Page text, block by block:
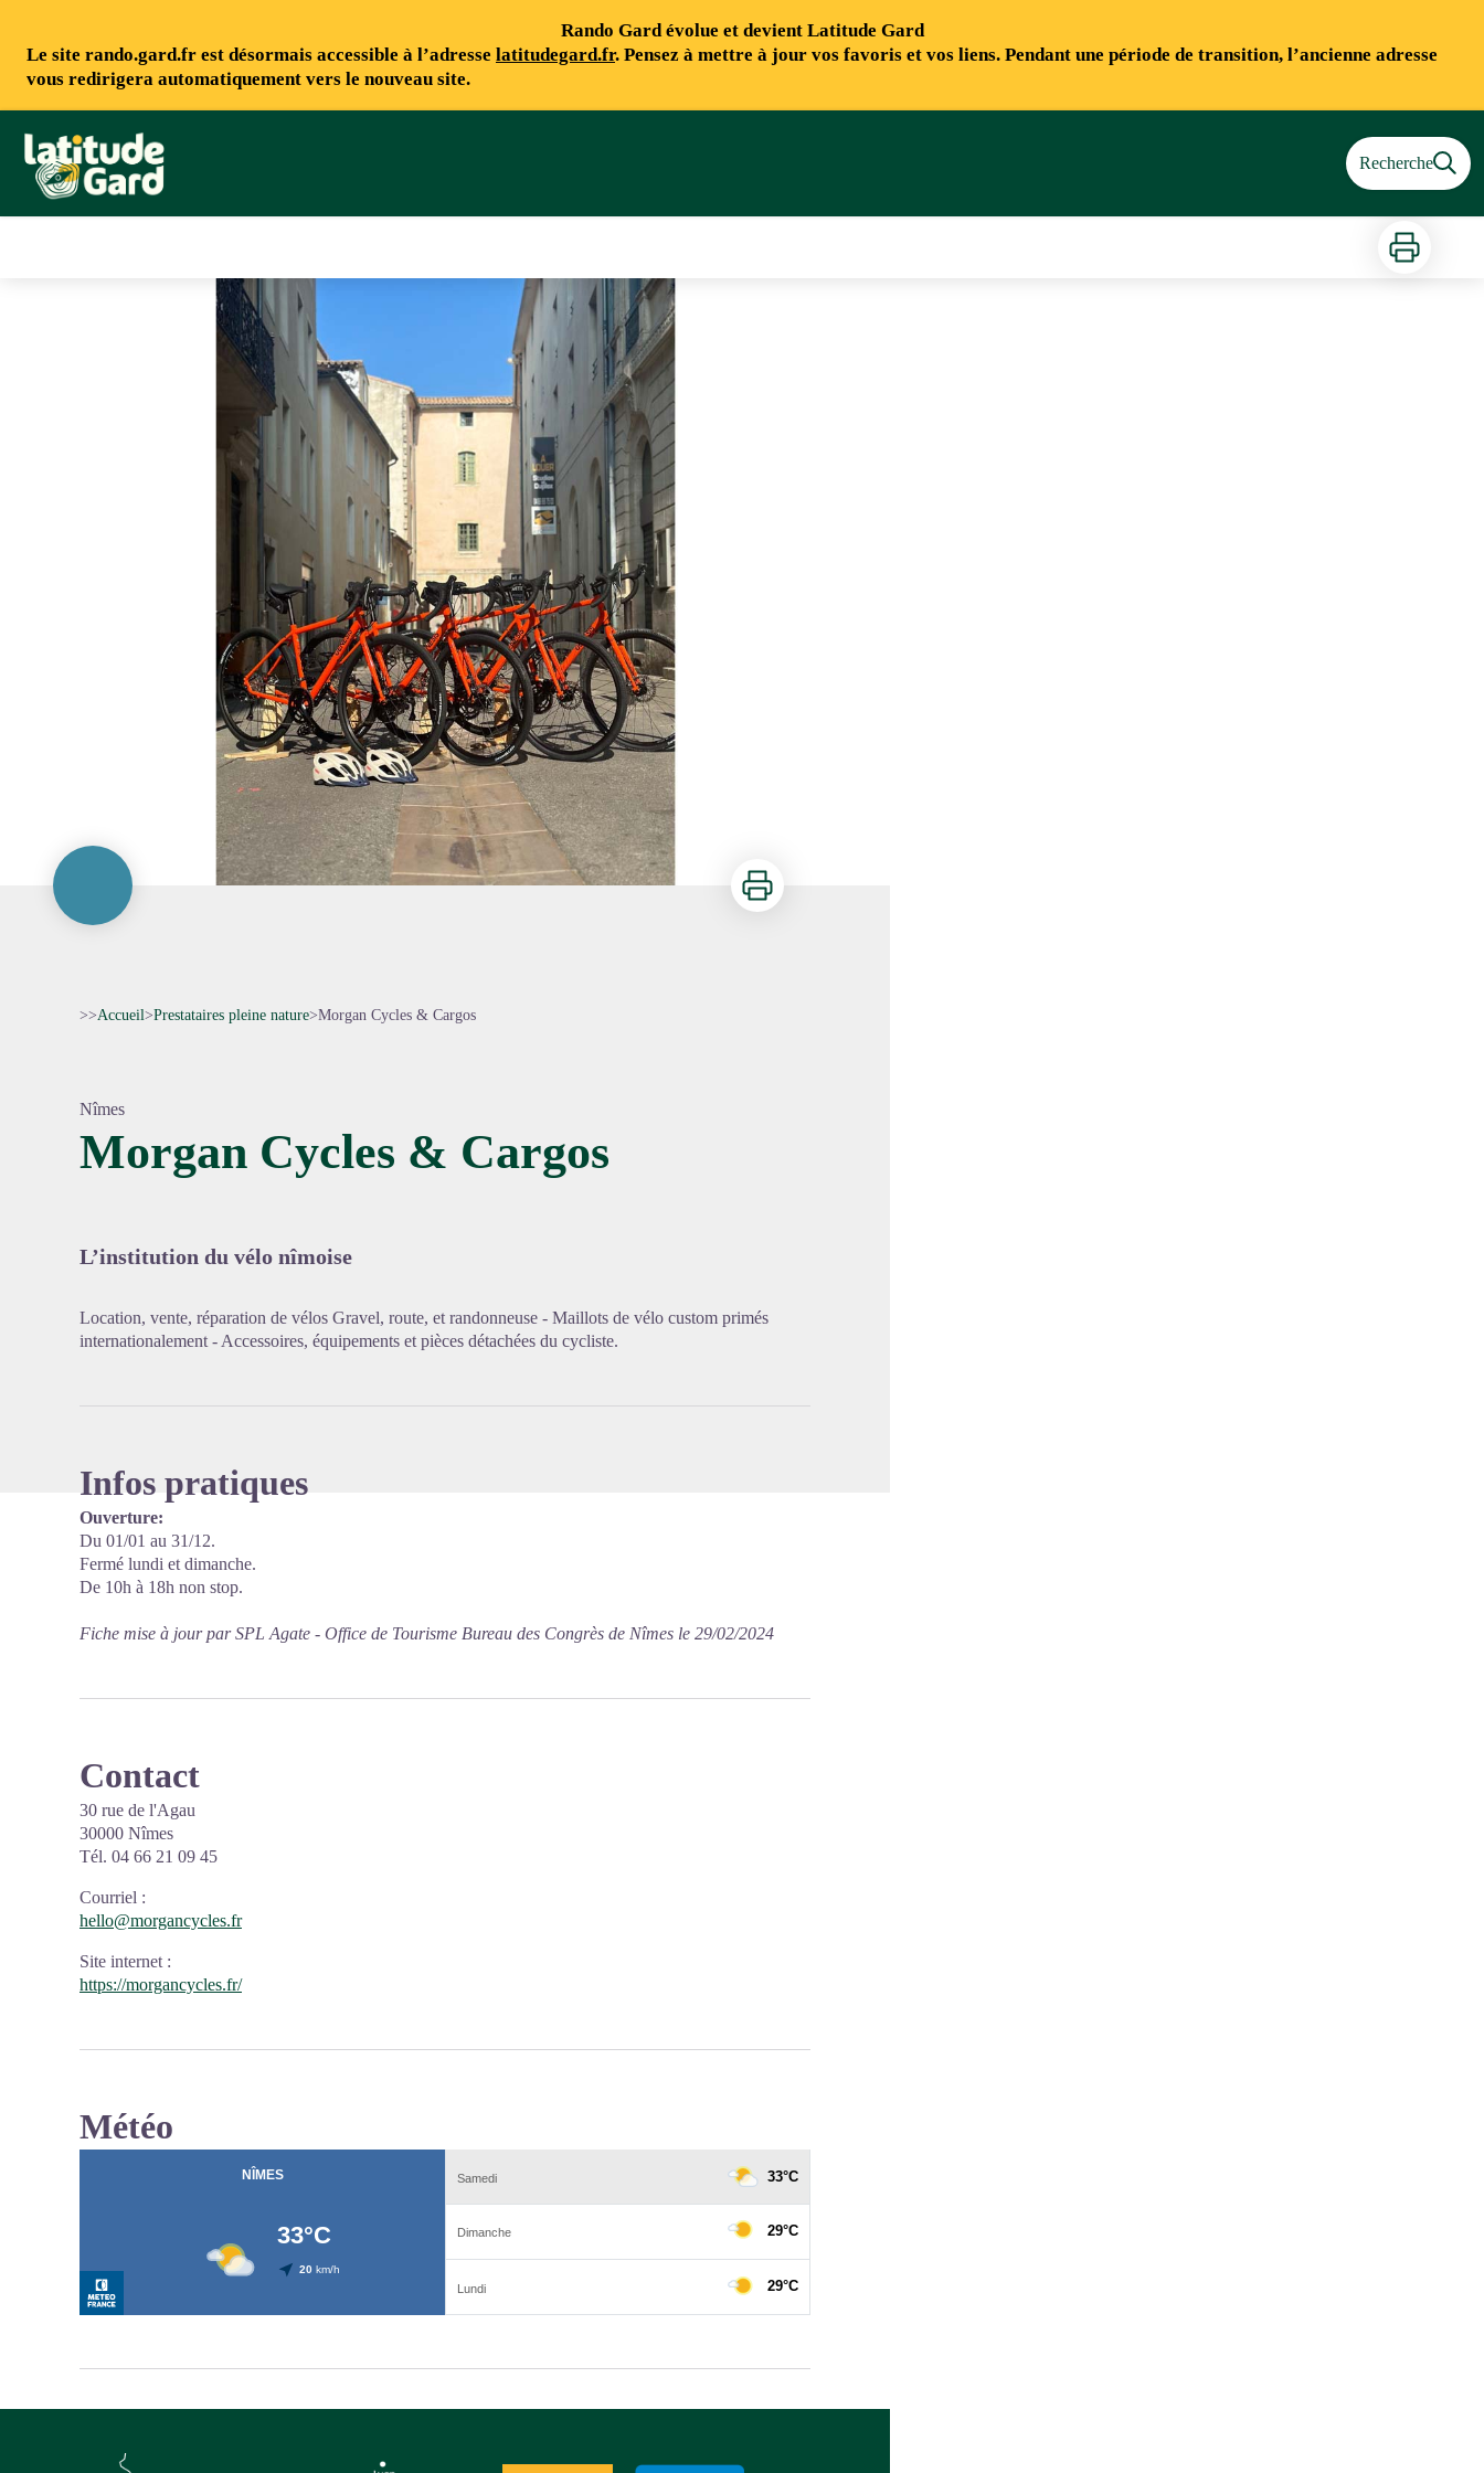
Rando Gard évolue et devient Latitude Gard
Le site rando.gard.fr est désormais accessible à l’adresse latitudegard.fr. Pensez à mettre à jour vos favoris et vos liens. Pendant une période de transition, l’ancienne adresse
vous redirigera automatiquement vers le nouveau site.
Rando Gard Recherche
Imprimer
Imprimer
>>Accueil>Prestataires pleine nature>Morgan Cycles & Cargos
Nîmes
Morgan Cycles & Cargos
L’institution du vélo nîmoise
Location, vente, réparation de vélos Gravel, route, et randonneuse - Maillots de vélo custom primés
internationalement - Accessoires, équipements et pièces détachées du cycliste.
Infos pratiques
Ouverture:
Du 01/01 au 31/12.
Fermé lundi et dimanche.
De 10h à 18h non stop.
Fiche mise à jour par SPL Agate - Office de Tourisme Bureau des Congrès de Nîmes le 29/02/2024
Contact
30 rue de l'Agau
30000 Nîmes
Tél. 04 66 21 09 45
Courriel :
hello@morgancycles.fr
Site internet :
https://morgancycles.fr/
Météo